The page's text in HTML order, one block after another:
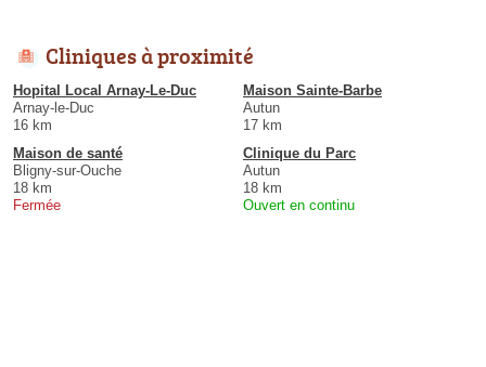
Cliniques à proximité
Hopital Local Arnay-Le-Duc
Arnay-le-Duc
16 km
Maison Sainte-Barbe
Autun
17 km
Maison de santé
Bligny-sur-Ouche
18 km
Fermée
Clinique du Parc
Autun
18 km
Ouvert en continu